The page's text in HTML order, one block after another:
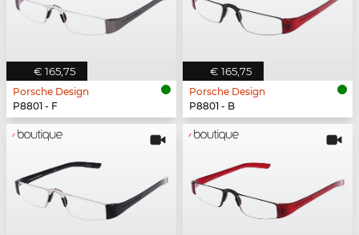
€ 165,75
Porsche Design
P8801 - F
€ 165,75
Porsche Design
P8801 - B